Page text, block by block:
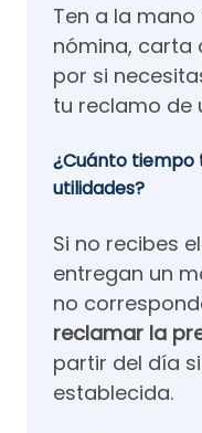
Ten a la
nómina, carta
por si
tu reclamo de
¿Cuánto
utilidades​?
Si no recibes
entregan un
no
reclamar la
partir del día
establecida.